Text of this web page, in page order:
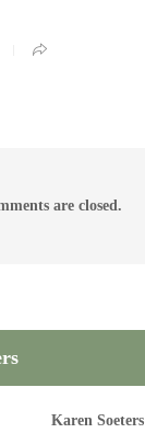
are closed.
Karen Soeters